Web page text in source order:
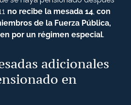
no recibe la mesada 14, con
de la Fuerza Pública,
por un régimen especial.
adicionales
en